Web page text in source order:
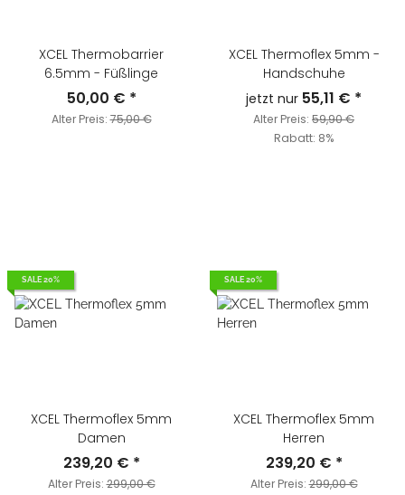
XCEL Thermobarrier
6.5mm - Füßlinge
50,00 € *
Alter Preis:75,00 €
XCEL Thermoflex 5mm -
Handschuhe
jetzt nur 55,11 € *
Alter Preis: 59,90 €
Rabatt: 8%
SALE 20%
XCEL Thermoflex 5mm
Damen
239,20 € *
Alter Preis:299,00 €
SALE 20%
XCEL Thermoflex 5mm
Herren
239,20 € *
Alter Preis:299,00 €